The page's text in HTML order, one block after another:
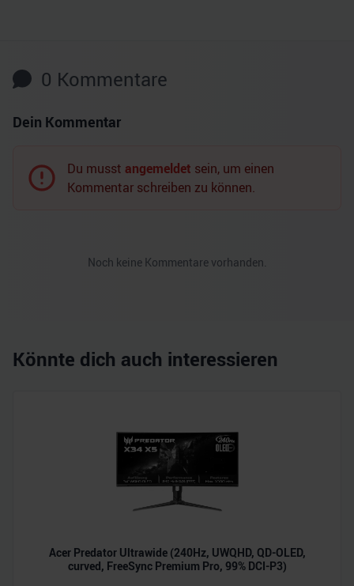
0 Kommentare
Dein Kommentar
Du musst angemeldet sein, um einen
Kommentar schreiben zu können.
Noch keine Kommentare vorhanden.
Könnte dich auch interessieren
Acer Predator Ultrawide (240Hz, UWQHD, QD-OLED,
curved, FreeSync Premium Pro, 99% DCI-P3)